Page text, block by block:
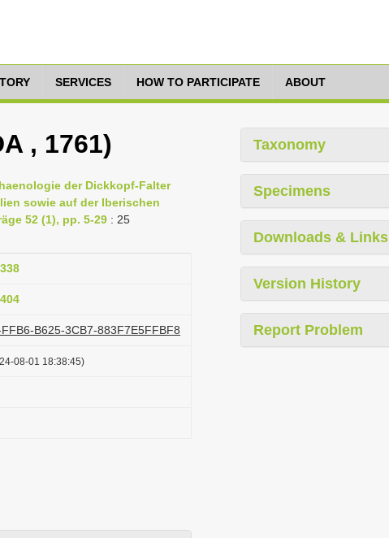
SERVICES HOW TO PARTICIPATE ABOUT
, 1761)
der Dickkopf-Falter
sowie auf der Iberischen
52 (1), pp. 5-29 : 25
B625-3CB7-883F7E5FFBF8
08-01 18:38:45)
Taxonomy
Specimens
Downloads & Links
Version History
Report Problem